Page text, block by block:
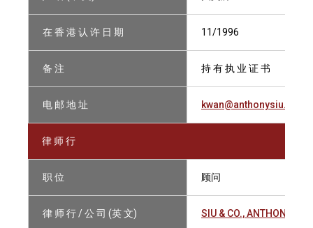
在 香 港 认 许 日 期 11/1996
备 注 持 有 执 业 证 书
电 邮 地 址 kwan@anthonysiu.com
律 师 行
职 位 顾问
律 师 行 / 公 司 (英 文) SIU & CO., ANTHONY